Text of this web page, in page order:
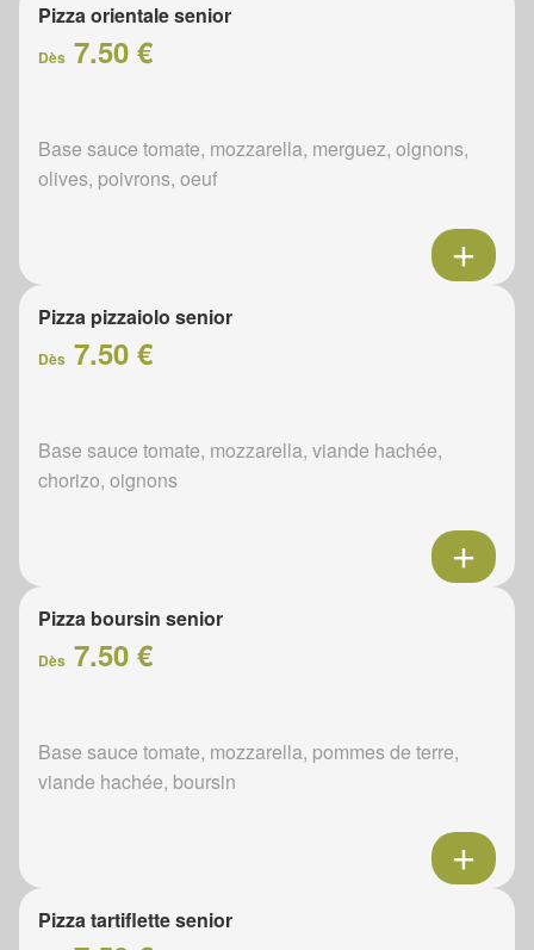
Pizza orientale senior
Dès 7.50 €
Base sauce tomate, mozzarella, merguez, oignons,
olives, poivrons, oeuf
Pizza pizzaiolo senior
Dès 7.50 €
Base sauce tomate, mozzarella, viande hachée,
chorizo, oignons
Pizza boursin senior
Dès 7.50 €
Base sauce tomate, mozzarella, pommes de terre,
viande hachée, boursin
Pizza tartiflette senior